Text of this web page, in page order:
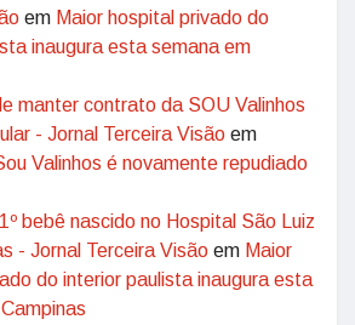
em Maior hospital privado do
inaugura esta semana em
manter contrato da SOU Valinhos
- Jornal Terceira Visão em
Valinhos é novamente repudiado
bebê nascido no Hospital São Luiz
- Jornal Terceira Visão em Maior
do interior paulista inaugura esta